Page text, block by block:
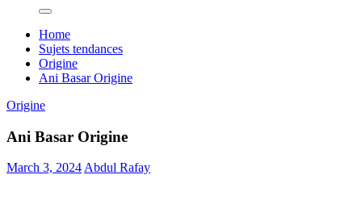
Home
Sujets tendances
Origine
Ani Basar Origine
Origine
Ani Basar Origine
March 3, 2024Abdul Rafay